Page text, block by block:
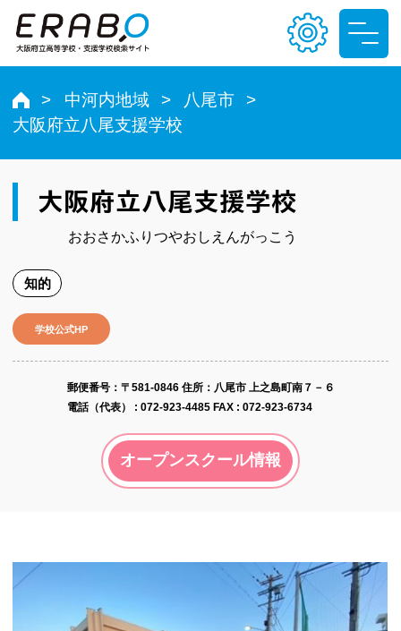
文字サイズ
中河内地域
八尾市
大阪府立八尾支援学校
大阪府立八尾支援学校
おおさかふりつやおしえんがっこう
知的
学校公式HP
郵便番号​：〒581-0846 住所：八尾市 上之島町南７－６
電話（代表） : 072-923-4485 FAX : 072-923-6734
オープンスクール情報